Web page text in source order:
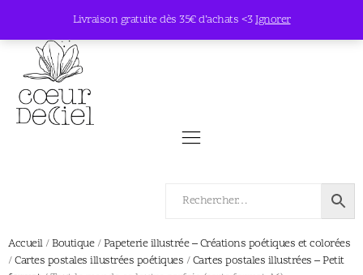
Livraison gratuite dès 35€ d’achats <3Ignorer
Accueil/Boutique/Papeterie illustrée – Créations poétiques et colorées
/Cartes postales illustrées poétiques /Cartes postales illustrées – Petit